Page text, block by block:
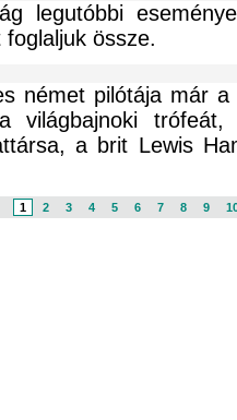
legutóbbi
össze.
német pilótája már
világbajnoki
a brit Lewis
1 2 3 4 5 6 7 8 9